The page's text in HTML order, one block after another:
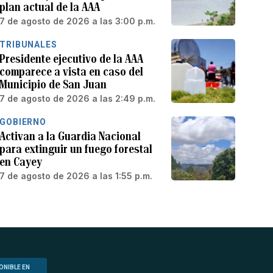
plan actual de la AAA
7 de agosto de 2026 a las 3:00 p.m.
TRIBUNALES
Presidente ejecutivo de la AAA
comparece a vista en caso del
Municipio de San Juan
7 de agosto de 2026 a las 2:49 p.m.
GOBIERNO
Activan a la Guardia Nacional
para extinguir un fuego forestal
en Cayey
7 de agosto de 2026 a las 1:55 p.m.
EN